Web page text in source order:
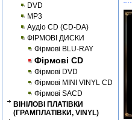
DVD
MP3
Аудіо CD (CD-DA)
ФІРМОВІ ДИСКИ
Фірмові BLU-RAY
Фірмові CD
Фірмові DVD
Фірмові MINI VINYL CD
Фірмові SACD
ВІНІЛОВІ ПЛАТІВКИ
(ГРАМПЛАТІВКИ, VINYL)